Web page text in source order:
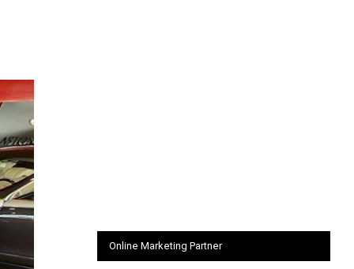
Online Marketing Partner